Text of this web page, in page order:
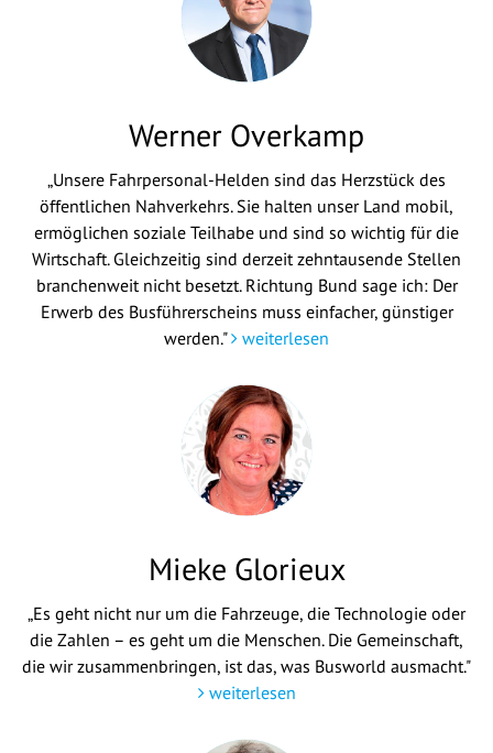
Werner Overkamp
„Unsere Fahrpersonal-Helden sind das Herzstück des
öffentlichen Nahverkehrs. Sie halten unser Land mobil,
ermöglichen soziale Teilhabe und sind so wichtig für die
Wirtschaft. Gleichzeitig sind derzeit zehntausende Stellen
branchenweit nicht besetzt. Richtung Bund sage ich: Der
Erwerb des Busführerscheins muss einfacher, günstiger
werden."
weiterlesen
Mieke Glorieux
„Es geht nicht nur um die Fahrzeuge, die Technologie oder
die Zahlen – es geht um die Menschen. Die Gemeinschaft,
die wir zusammenbringen, ist das, was Busworld ausmacht."
weiterlesen